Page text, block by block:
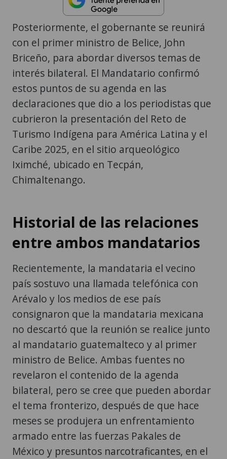
Posteriormente, el gobernante se reunirá
con el primer ministro de Belice, John
Briceño, para abordar diversos temas de
interés bilateral. El Mandatario confirmó
estos puntos de su agenda en las
declaraciones que dio a los periodistas que
cubrieron la presentación del Reto de
Turismo Indígena para América Latina y el
Caribe 2025, en el sitio arqueológico
Iximché, ubicado en Tecpán,
Chimaltenango.
Historial de las relaciones
entre ambos mandatarios
Recientemente, la mandataria el vecino
país sostuvo una llamada telefónica con
Arévalo y los medios de ese país
consignaron que la mandataria mexicana
no descartó que la reunión se realice junto
al mandatario guatemalteco y al primer
ministro de Belice. Ambas fuentes no
revelaron el contenido de la agenda
bilateral, pero se cree que pueden abordar
el tema fronterizo, después de que hace
meses se produjera un enfrentamiento
armado entre las fuerzas Pakales de
México y presuntos narcotraficantes, en el